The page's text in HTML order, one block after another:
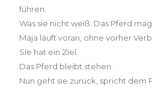
führen.
Was sie nicht weiß: Das Pferd
Maja läuft voran, ohne vorher
Sie hat ein Ziel.
Das Pferd bleibt stehen.
Nun geht sie zurück, spricht dem